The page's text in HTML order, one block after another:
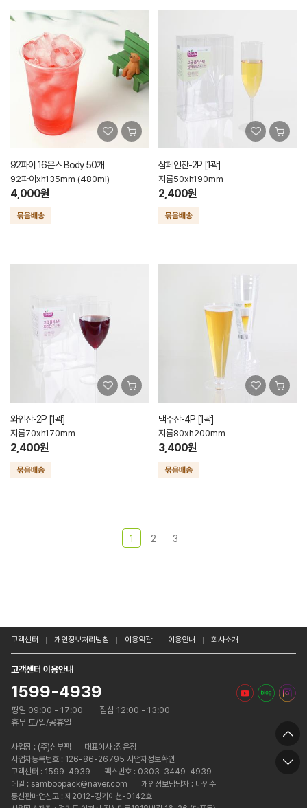
92파이 16온스 Body 50개
92파이xh135mm (480ml)
4,000원
샴페인잔-2P [1곽]
지름50xh190mm
2,400원
와인잔-2P [1곽]
지름70xh170mm
2,400원
맥주잔-4P [1곽]
지름80xh200mm
3,400원
1 2 3
고객센터 개인정보처리방침 이용약관 이용안내 회사소개
고객센터 이용안내
1599-4939
평일 09:00 - 17:00
점심 12:00 - 13:00
휴무 토/일/공휴일
사업장 : (주)삼부팩
대표이사 :장은정
사업자등록번호 : 126-86-26795 사업자정보확인
고객센터 : 1599-4939
팩스번호 : 0303-3449-4939
메일 : samboopack@naver.com
개인정보담당자 : 나인수
통신판매업신고 : 제2012-경기이천-0142호